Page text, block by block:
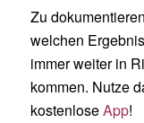
Zu
welchen
immer weiter in
kommen. Nutze
kostenloseApp!